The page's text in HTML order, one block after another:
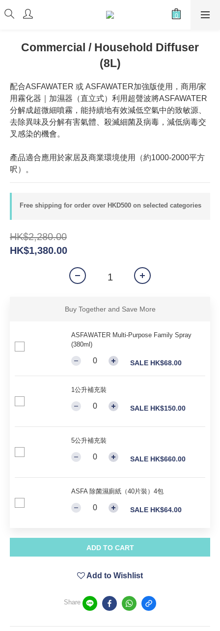
Commercial / Household Diffuser
(8L)
配合ASFAWATER 或 ASFAWATER加強版使用，商用/家
用霧化器｜加濕器（直立式）利用超聲波將ASFAWATER
分解成超微細噴霧，能持續地有效減低空氣中的致敏源、
去除異味及分解有害氣體、殺滅細菌及病毒，減低病毒交
叉感染的機會。
產品適合應用於家居及商業環境使用（約1000-2000平方
呎）。
Free shipping for order over HKD500 on selected categories
HK$2,280.00
HK$1,380.00
Buy Together and Save More
ASFAWATER Multi-Purpose Family Spray
(380ml)
SALE HK$68.00
1公升補充裝
SALE HK$150.00
5公升補充裝
SALE HK$660.00
ASFA 除菌濕廁紙（40片裝）4包
SALE HK$64.00
ADD TO CART
Add to Wishlist
Share